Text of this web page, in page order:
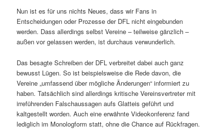
Nun ist es für uns nichts Neues, dass wir Fans in
Entscheidungen oder Prozesse der DFL nicht eingebunden
werden. Dass allerdings selbst Vereine – teilweise gänzlich –
außen vor gelassen werden, ist durchaus verwunderlich.
Das besagte Schreiben der DFL verbreitet dabei auch ganz
bewusst Lügen. So ist beispielsweise die Rede davon, die
Vereine „umfassend über mögliche Änderungen“ informiert zu
haben. Tatsächlich sind allerdings kritische Vereinsvertreter mit
irreführenden Falschaussagen aufs Glatteis geführt und
kaltgestellt worden. Auch eine erwähnte Videokonferenz fand
lediglich im Monologform statt, ohne die Chance auf Rückfragen.